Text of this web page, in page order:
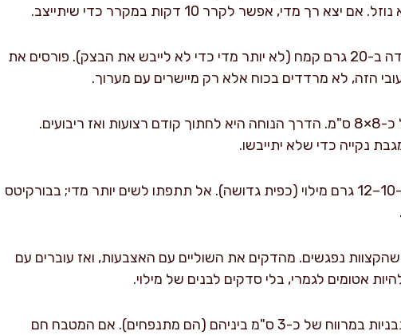
מדי, אפשר לקרר 10 דקות במקרר כדי שיתייצב.
מקמחים קלות את משטח העבודה ב-20 גרם קמח (לא יותר מדי כדי לא לייבש את הבצק). פורסים את
חותכים את הבצק לריבועים של כ-8×8 ס"מ. הדרך הנוחה היא לחתוך קודם רצועות ואז ריבועים.
נקייה כדי שלא יתייבשו.
מניחים במרכז כל ריבוע כ-10–12 גרם מילוי (כפית גדושה). אל תתפתו לשים יותר מדי; בבורקיטס
נפגשים. מהדקים את השוליים עם האצבעות, ואז עוברים עם
אטומים לגמרי, בלי סדקים לבנים של מילוי.
מניחים את הבורקיטס בתבניות במרווח של כ-3 ס"מ ביניהם (הם מתנפחים). אם המטבח חם